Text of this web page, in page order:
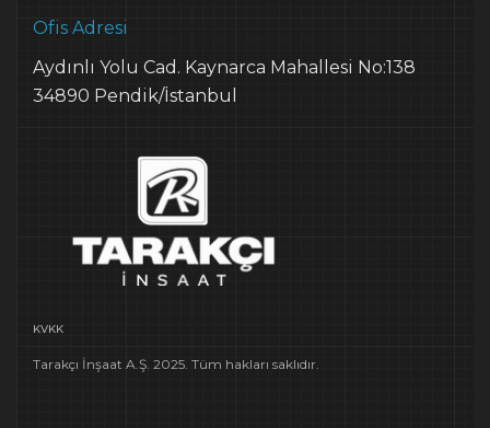
Ofis Adresi
Aydınlı Yolu Cad. Kaynarca Mahallesi No:138
34890 Pendik/İstanbul
KVKK
Tarakçı İnşaat A.Ş. 2025. Tüm hakları saklıdır.